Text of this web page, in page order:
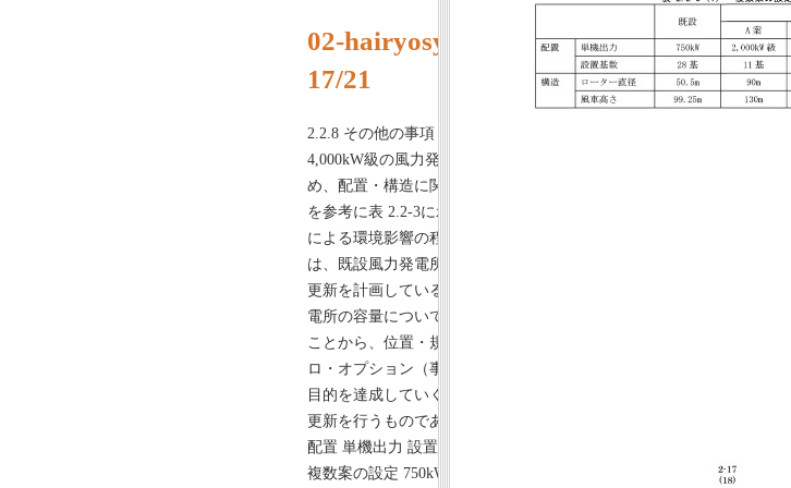
02-hairyosyo
17/21
2.2.8 その他の事項 複数案の設定について 本事業では、2,000～
4,000kW級の風力発電機を6～13基設置する計画としている。このた
め、配置・構造に関する複数案について、現時点で想定される機種
を参考に表 2.2-3に示すとおり設定し、風力発電機の基数や大きさ等
による環境影響の程度を比較検討するものとした。 なお、本事業
は、既設風力発電所の更新を前提としており、現在と同じ区域での
更新を計画していること、また、系統連系の接続容量の関係から発
電所の容量についても、既設風力発電所と同程度とする計画である
ことから、位置・規模に関する複数案は設定しなかった。 また、ゼ
ロ・オプション（事業を実施しない案）に関しては、引き続き事業
目的を達成していくために経年化が進みつつある既設風力発電所の
更新を行うものであり、現実的ではないことから設定しなかった。
配置 単機出力 設置基数 構造 ローター直径 風車高さ 表 2.2-3（1）
複数案の設定 750kW 28基 50.5m 99.25m 既設 A案 2,000kW級 11基